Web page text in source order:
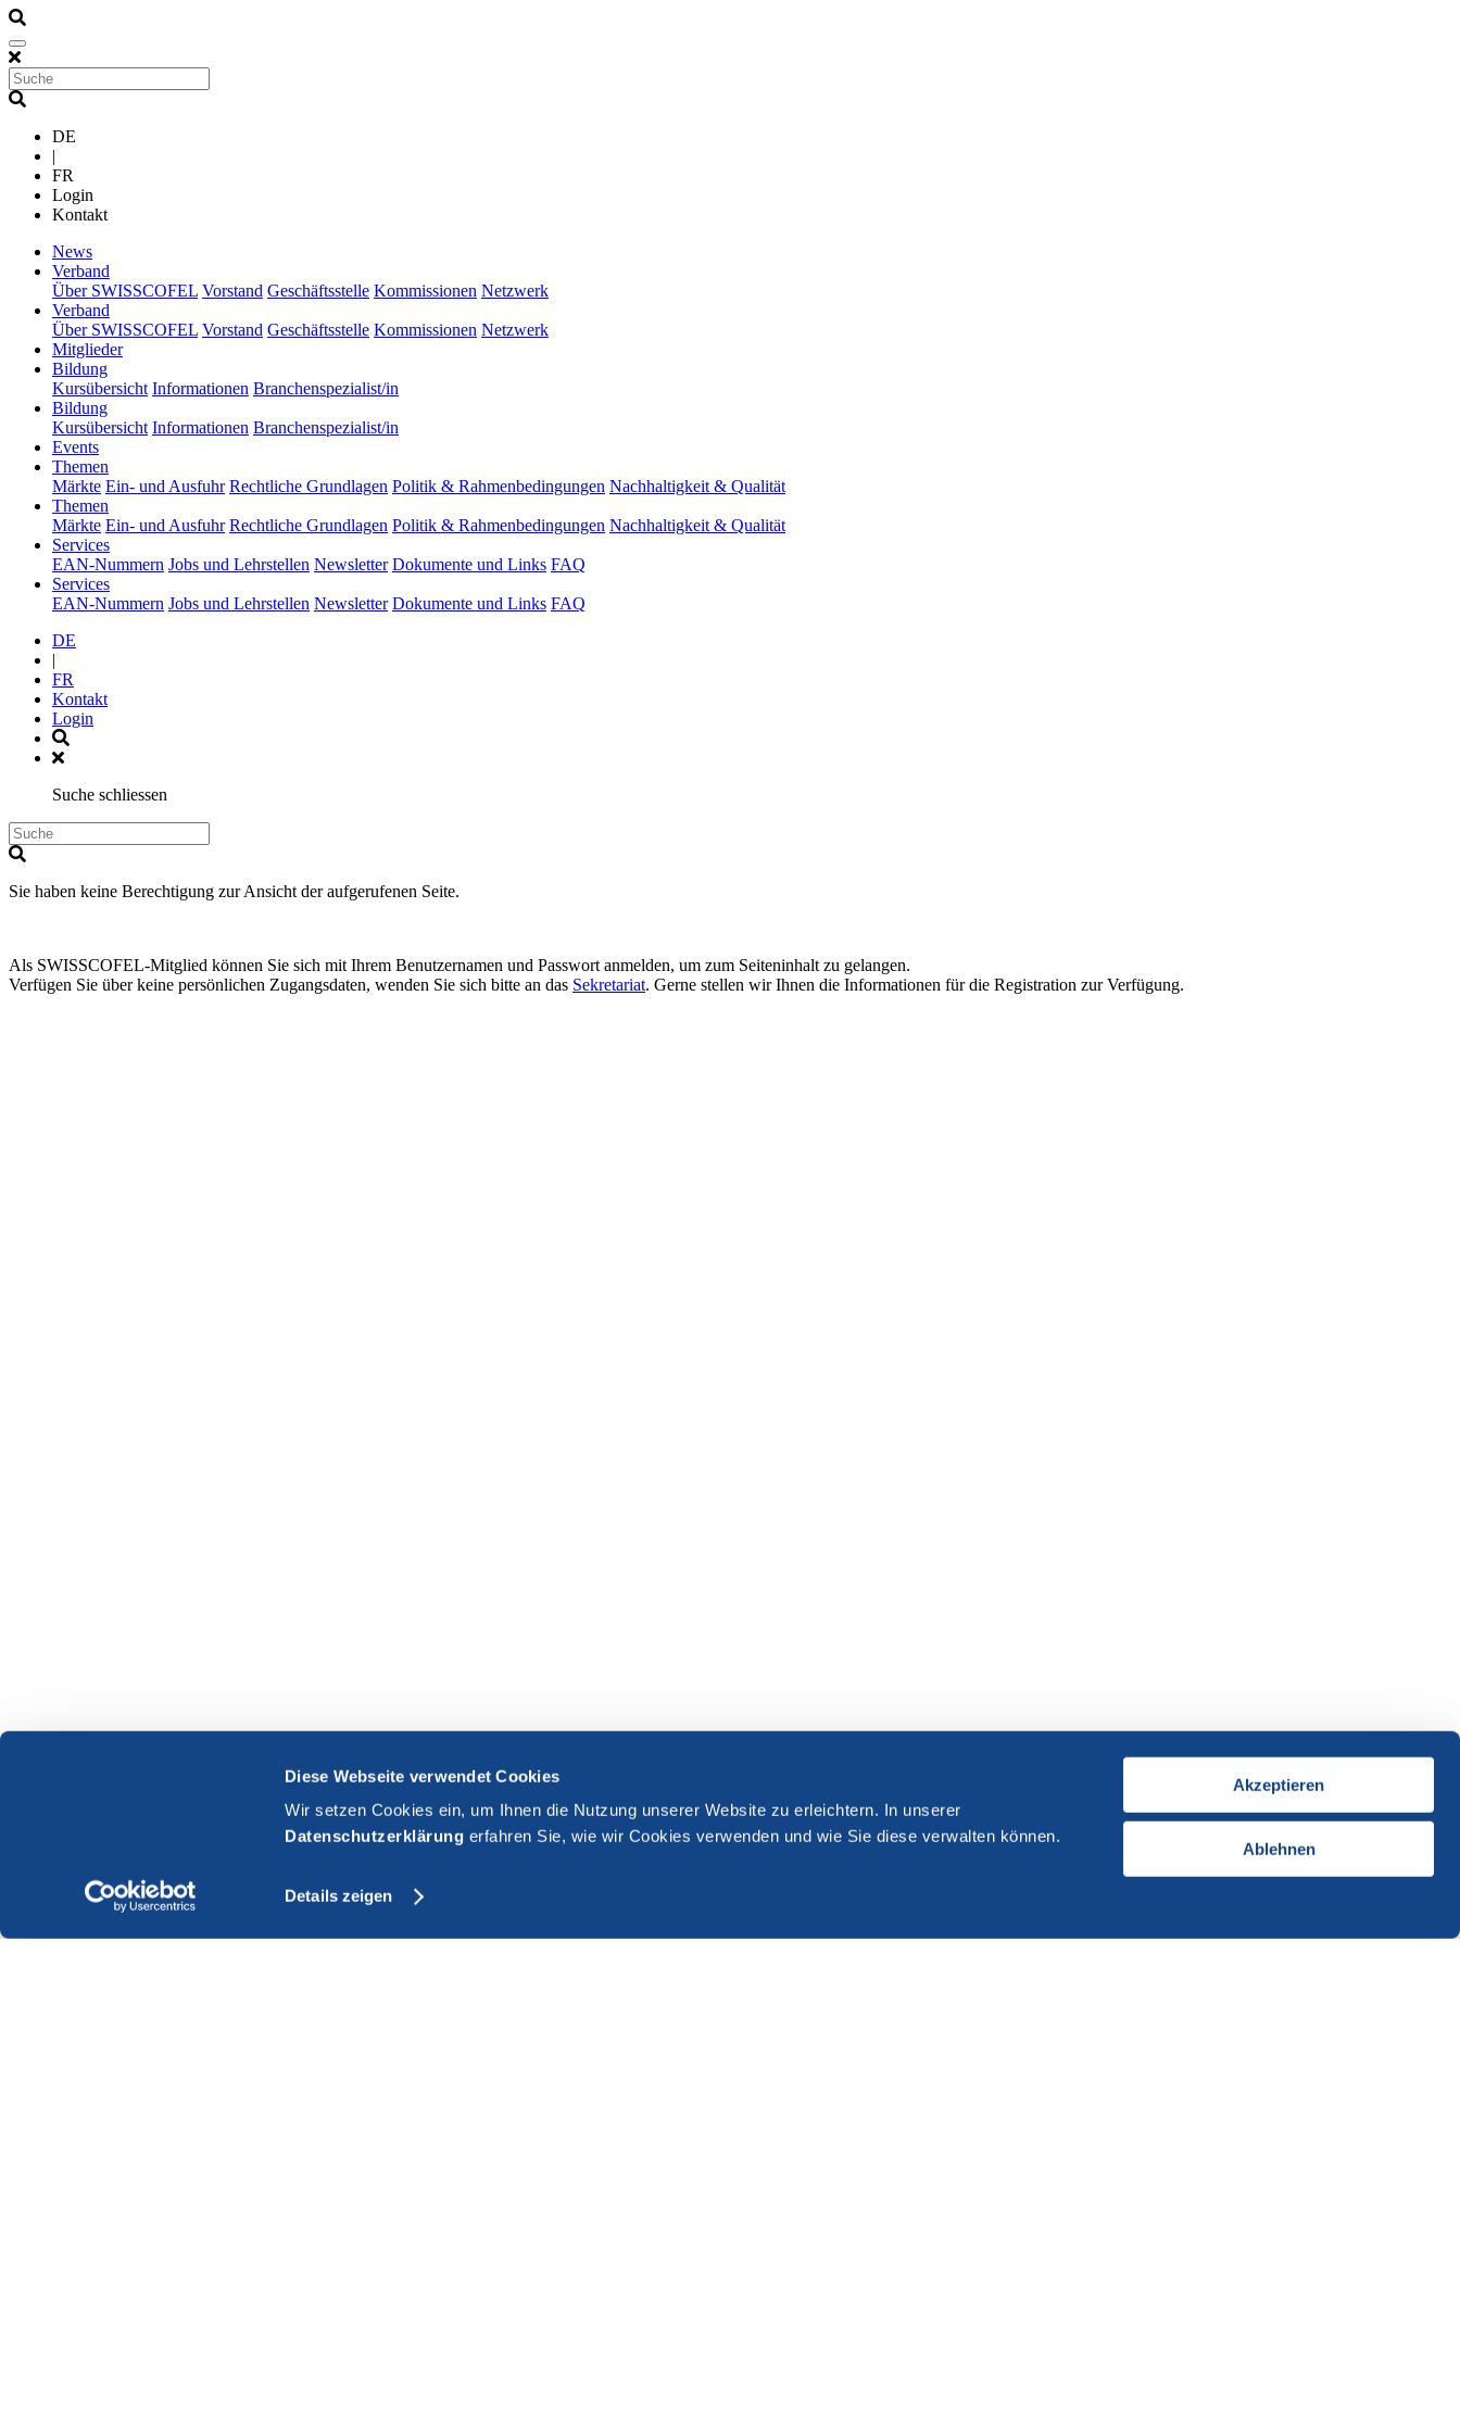
Diese Webseite verwendet Cookies
Wir setzen Cookies ein, um Ihnen die Nutzung unserer Website zu erleichtern. In unserer
Datenschutzerklärung erfahren Sie, wie wir Cookies verwenden und wie Sie diese verwalten können.
Details zeigen
Akzeptieren
Ablehnen
DE
|
FR
Login
Kontakt
News(current)
Verband
Über SWISSCOFEL Vorstand Geschäftsstelle Kommissionen Netzwerk
Verband
Über SWISSCOFEL Vorstand Geschäftsstelle Kommissionen Netzwerk
Mitglieder(current)
Bildung(current)
Kursübersicht Informationen Branchenspezialist/in
Bildung(current)
Kursübersicht Informationen Branchenspezialist/in
Events(current)
Themen
Märkte Ein- und Ausfuhr Rechtliche Grundlagen Politik & Rahmenbedingungen Nachhaltigkeit & Qualität
Themen
Märkte Ein- und Ausfuhr Rechtliche Grundlagen Politik & Rahmenbedingungen Nachhaltigkeit & Qualität
Services(current)
EAN-Nummern Jobs und Lehrstellen Newsletter Dokumente und Links FAQ
Services(current)
EAN-Nummern Jobs und Lehrstellen Newsletter Dokumente und Links FAQ
DE
|
FR
Kontakt
Login
Suche schliessen
Sie haben keine Berechtigung zur Ansicht der aufgerufenen Seite.
Als SWISSCOFEL-Mitglied können Sie sich mit Ihrem Benutzernamen und Passwort anmelden, um zum Seiteninhalt zu gelangen.
Verfügen Sie über keine persönlichen Zugangsdaten, wenden Sie sich bitte an das Sekretariat. Gerne stellen wir Ihnen die Informationen für die Registration zur Verfügung.